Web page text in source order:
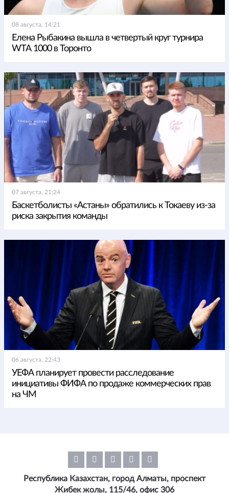
08 августа, 14:21
Елена Рыбакина вышла в четвертый круг турнира
WTA 1000 в Торонто
07 августа, 21:24
Баскетболисты «Астаны» обратились к Токаеву из-за
риска закрытия команды
06 августа, 22:43
УЕФА планирует провести расследование
инициативы ФИФА по продаже коммерческих прав
на ЧМ
Республика Казахстан, город Алматы, проспект
Жибек жолы, 115/46, офис 306